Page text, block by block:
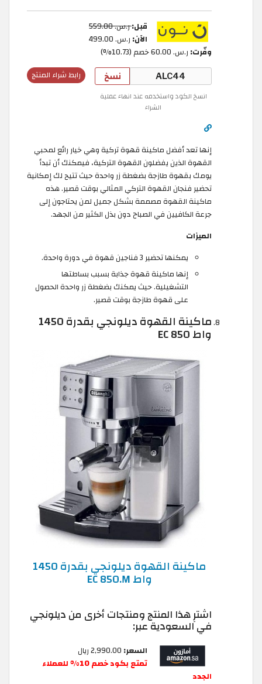
قبل:ر.س.‏ 559.00
الآن: ر.س.‏ 499.00
وفّرت: ر.س.‏ 60.00 خصم (10.73%)
رابط شراء المنتج نسخ
انسخ الكود واستخدمه عند انهاء عملية
الشراء
إنها تعد أفضل ماكينة قهوة تركية وهي خيار رائع لمحبي
القهوة الذين يفضلون القهوة التركية، فيمكنك أن تبدأ
يومك بقهوة طازجة بضغطة زر واحدة حيث تتيح لك إمكانية
تحضير فنجان القهوة التركي المثالي بوقت قصير. هذه
ماكينة القهوة مصممة بشكل جميل لمن يحتاجون إلى
جرعة الكافيين في الصباح دون بذل الكثير من الجهد.
الميزات
يمكنها تحضير 3 فناجين قهوة في دورة واحدة.
إنها ماكينة قهوة جذابة بسبب بساطتها
التشغيلية. حيث يمكنك بضغطة زر واحدة الحصول
على قهوة طازجة بوقت قصير.
ماكينة القهوة ديلونجي بقدرة 1450
واط EC 850
ماكينة القهوة ديلونجي بقدرة 1450
واط EC 850.M
اشترِ هذا المنتج ومنتجات أخرى من ديلونجي
في السعودية عبر:
السعر:
تمتع بكود خصم 10% للعملاء
الجدد